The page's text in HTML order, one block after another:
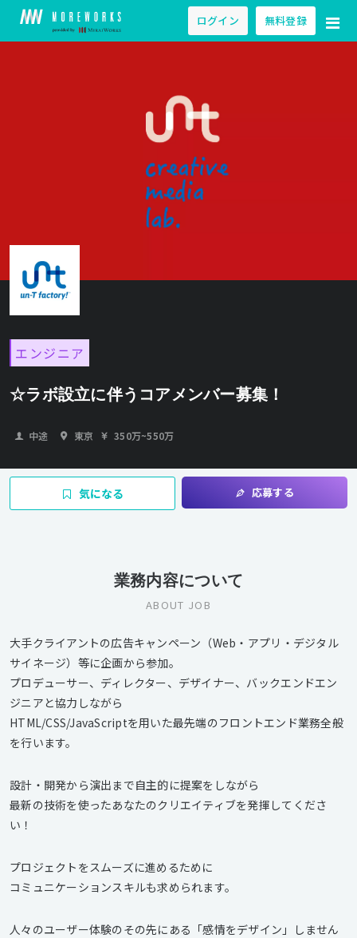
ログイン 無料登録
エンジニア
☆ラボ設立に伴うコアメンバー募集！
中途 東京 350万~550万
気になる 応募する
業務内容について
ABOUT JOB
大手クライアントの広告キャンペーン（Web・アプリ・デジタル
サイネージ）等に企画から参加。
プロデューサー、ディレクター、デザイナー、バックエンドエン
ジニアと協力しながら
HTML/CSS/JavaScriptを用いた最先端のフロントエンド業務全般
を行います。
設計・開発から演出まで自主的に提案をしながら
最新の技術を使ったあなたのクリエイティブを発揮してくださ
い！
プロジェクトをスムーズに進めるために
コミュニケーションスキルも求められます。
人々のユーザー体験のその先にある「感情をデザイン」しません